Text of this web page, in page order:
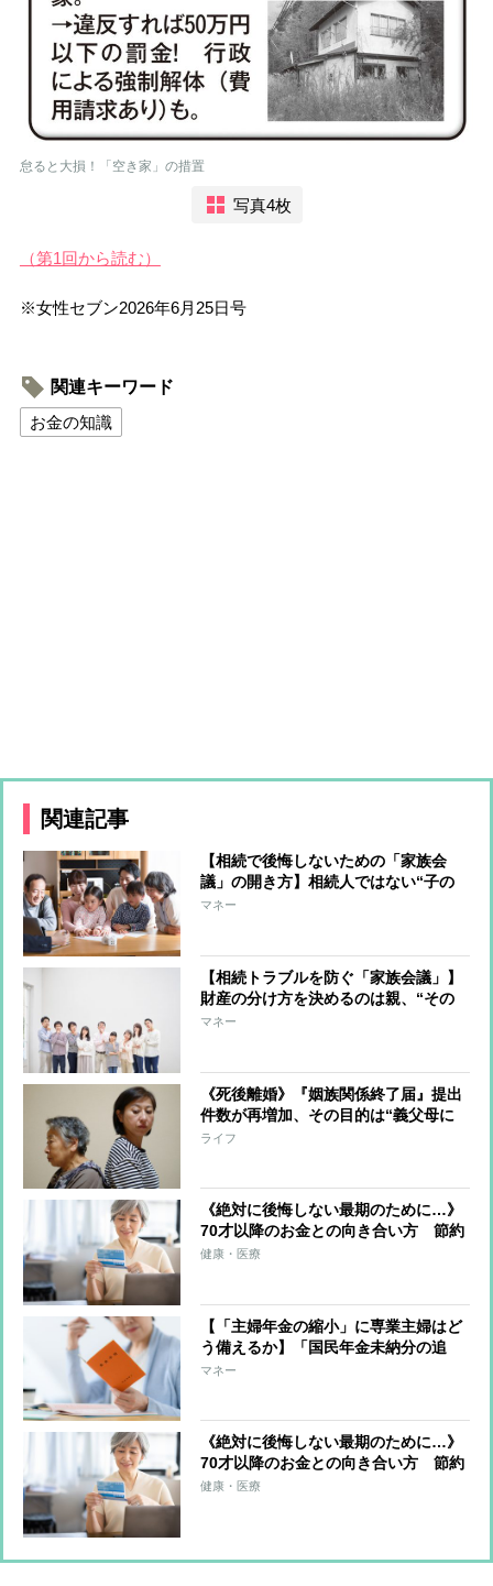
怠ると大損！「空き家」の措置
写真4枚
（第1回から読む）
※女性セブン2026年6月25日号
関連キーワード
お金の知識
関連記事
【相続で後悔しないための「家族会
議」の開き方】相続人ではない“子の
配偶者”の出席は揉め事のタネ 言い
マネー
【相続トラブルを防ぐ「家族会議」】
財産の分け方を決めるのは親、“その
分け方にした理由”を子に伝えること
マネー
《死後離婚》『姻族関係終了届』提出
件数が再増加、その目的は“義父母に
対する法的な扶養義務がなくなるこ
ライフ
《絶対に後悔しない最期のために…》
70才以降のお金との向き合い方 節約
に走るのではなく「自分で貯めたお金
健康・医療
【「主婦年金の縮小」に専業主婦はど
う備えるか】「国民年金未納分の追
納」「働いて厚生年金加入」で年金受
マネー
《絶対に後悔しない最期のために…》
70才以降のお金との向き合い方 節約
に走るのではなく「自分で貯めたお金
健康・医療